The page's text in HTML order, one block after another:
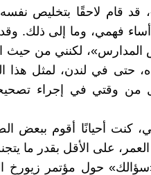
قد قام لاحقًا بتخليص
فهمي، وما إلى ذلك.
المدارس»، لكنني من حيث
حتى في لندن، لمثل
من وقتي في إجراء
كنت أحيانًا أقوم ببعض
على الأقل بقدر ما
حول مؤتمر زيورخ